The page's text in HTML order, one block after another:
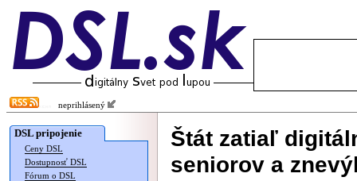
neprihlásený
DSL pripojenie
Ceny DSL
Dostupnosť DSL
Fórum o DSL
Štát zatiaľ
seniorov a